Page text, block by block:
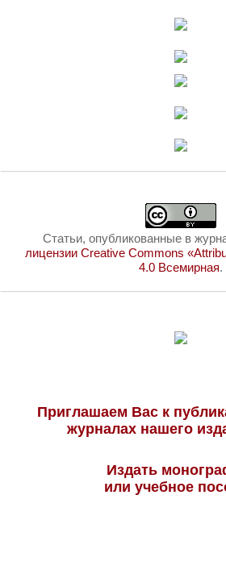
Статьи, опубликованные в
лицензии Creative Commons
4.0 Всемирная.
Приглашаем Вас к
журналах нашего
Издать
или учебное